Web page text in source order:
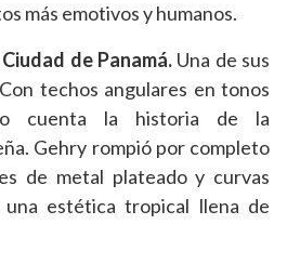
más emotivos y humanos.
de Panamá. Una de sus
techos angulares en tonos
cuenta la historia de la
Gehry rompió por completo
de metal plateado y curvas
una estética tropical llena de